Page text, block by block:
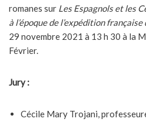
romanes sur Les Espagnols et les
à l’époque de l’expédition
29 novembre 2021 à 13 h 30 à la
Février.
Jury :
Cécile Mary Trojani,